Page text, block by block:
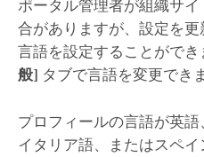
ポータル管理者が組織サ
合がありますが、設定を
言語を設定することがで
般] タブで言語を変更でき
プロフィールの言語が英語
イタリア語、またはスペ